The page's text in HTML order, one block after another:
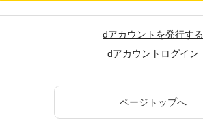
dアカウントを発行する
dアカウントログイン
ページトップへ